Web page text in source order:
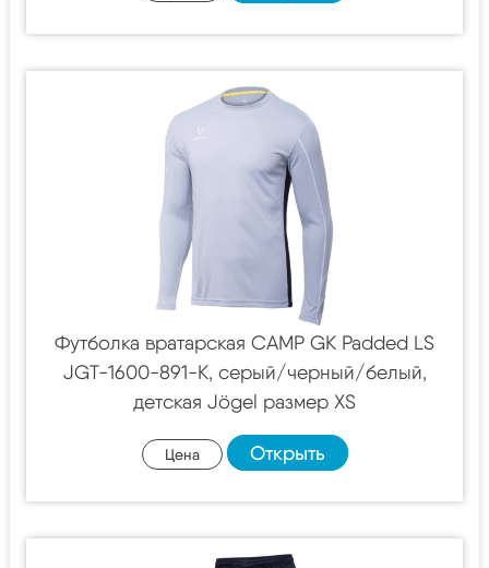
Футболка вратарская CAMP GK Padded LS
JGT-1600-891-K, серый/черный/белый,
детская Jögel размер XS
Цена Открыть